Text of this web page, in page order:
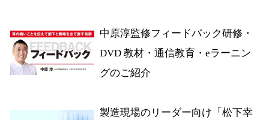
中原淳監修フィードバック研修・
DVD 教材・通信教育・eラーニン
グのご紹介
製造現場のリーダー向け「松下幸